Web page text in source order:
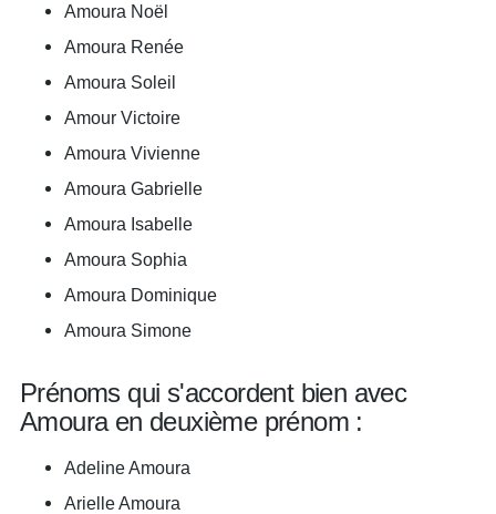
Amoura Noël
Amoura Renée
Amoura Soleil
Amour Victoire
Amoura Vivienne
Amoura Gabrielle
Amoura Isabelle
Amoura Sophia
Amoura Dominique
Amoura Simone
Prénoms qui s'accordent bien avec
Amoura en deuxième prénom :
Adeline Amoura
Arielle Amoura